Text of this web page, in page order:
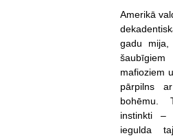
Amerikā
gadu
šaubīgiem
mafioziem
pārpilns
bohēmu.
instinkti –
iegulda